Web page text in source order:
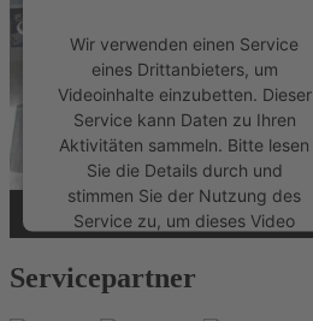
Wir verwenden einen Service
eines Drittanbieters, um
Videoinhalte einzubetten. Dieser
Service kann Daten zu Ihren
Aktivitäten sammeln. Bitte lesen
Sie die Details durch und
stimmen Sie der Nutzung des
Service zu, um dieses Video
Servicepartner